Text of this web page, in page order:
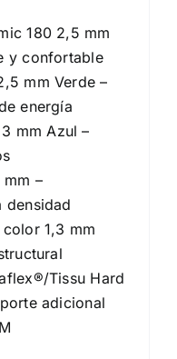
180 2,5 mm
y confortable
mm Verde –
energía
mm Azul –
–
densidad
1,3 mm
Tissu Hard
adicional